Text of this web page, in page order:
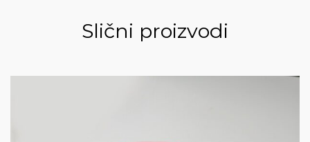
Slični proizvodi